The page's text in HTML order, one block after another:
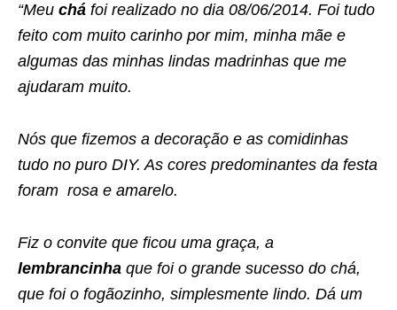
“Meu chá foi realizado no dia 08/06/2014. Foi tudo
feito com muito carinho por mim, minha mãe e
algumas das minhas lindas madrinhas que me
ajudaram muito.
Nós que fizemos a decoração e as comidinhas
tudo no puro DIY. As cores predominantes da festa
foram rosa e amarelo.
Fiz o convite que ficou uma graça, a
lembrancinha que foi o grande sucesso do chá,
que foi o fogãozinho, simplesmente lindo. Dá um